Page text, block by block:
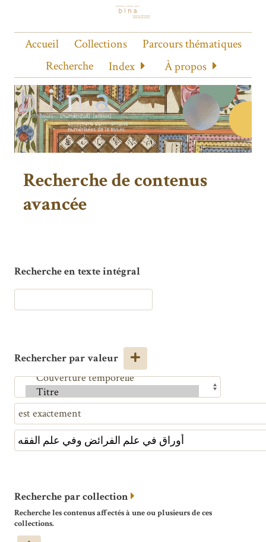
Accueil Collections
Parcours thématiques
Recherche
Index À propos
Recherche de contenus
avancée
Recherche en texte intégral
Rechercher par valeur
Recherche par collection
Recherche les contenus affectés à une ou plusieurs de ces
collections.